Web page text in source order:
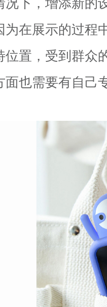
为在展示的过程
位置，受到群众
也需要有自己